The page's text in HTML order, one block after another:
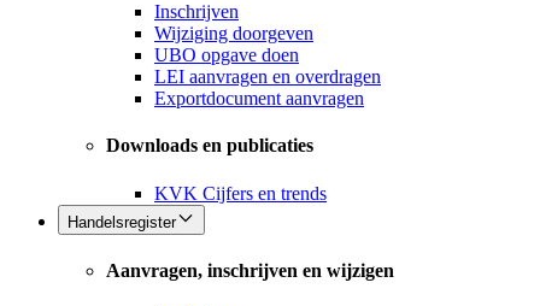
Inschrijven
Wijziging doorgeven
UBO opgave doen
LEI aanvragen en overdragen
Exportdocument aanvragen
Downloads en publicaties
KVK Cijfers en trends
Handelsregister
Aanvragen, inschrijven en wijzigen